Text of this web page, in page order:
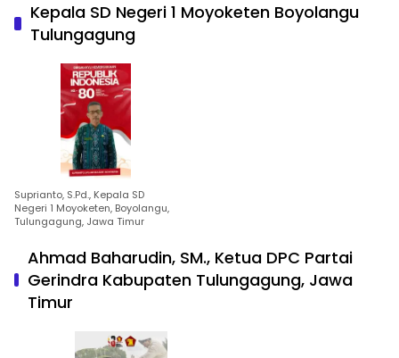
Kepala SD Negeri 1 Moyoketen Boyolangu
Tulungagung
Suprianto, S.Pd., Kepala SD
Negeri 1 Moyoketen, Boyolangu,
Tulungagung, Jawa Timur
Ahmad Baharudin, SM., Ketua DPC Partai
Gerindra Kabupaten Tulungagung, Jawa
Timur